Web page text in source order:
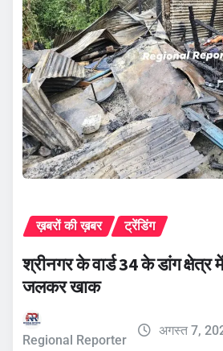
ख़बरों की ख़बर ट्रेंडिंग
श्रीनगर के वार्ड 34 के डांग क्षेत्र
जलकर खाक
Regional Reporter
अगस्त 7,